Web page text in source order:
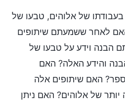
בעבודתו של אלוהים, טבעו של
לאחר ששמעתם שיתופים
הבנה וידע על טבעו של
והידע האלה? האם
האם שיתופים אלה
של אלוהים? האם ניתן